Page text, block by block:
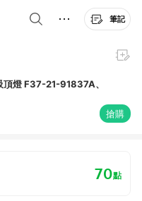
筆記
燈 F37-21-91837A、
搶購
70點